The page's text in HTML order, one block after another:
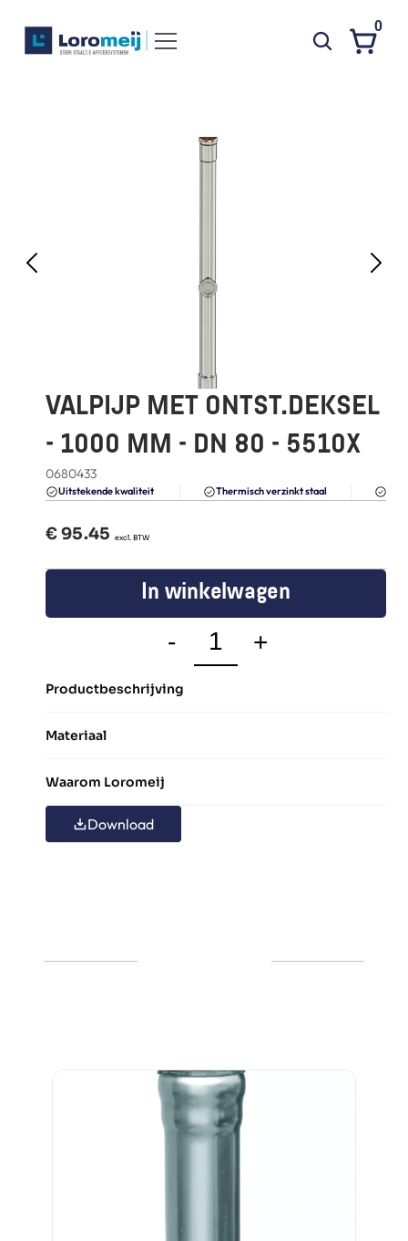
FAQ
Blogs
0
VALPIJP MET ONTST.DEKSEL
- 1000 MM - DN 80 - 5510X
0680433
Uitstekende kwaliteit Thermisch verzinkt staal
€ 95.45
  excl. BTW
In winkelwagen
- +
Productbeschrijving
Materiaal
Waarom Loromeij
Download